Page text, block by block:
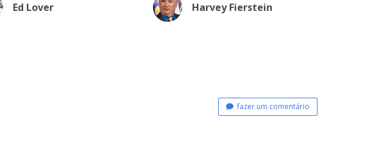
Ed Lover Harvey Fierstein
fazer um comentário